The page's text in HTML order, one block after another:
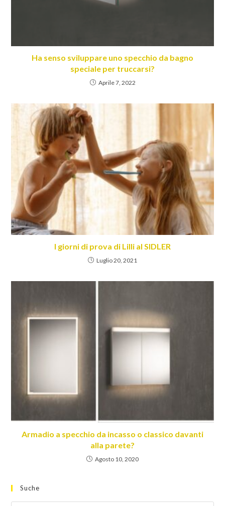
Ha senso sviluppare uno specchio da bagno
speciale per truccarsi?
Aprile 7, 2022
I giorni di prova di Lilli al SIDLER
Luglio 20, 2021
Armadio a specchio da incasso o classico davanti
alla parete?
Agosto 10, 2020
Suche